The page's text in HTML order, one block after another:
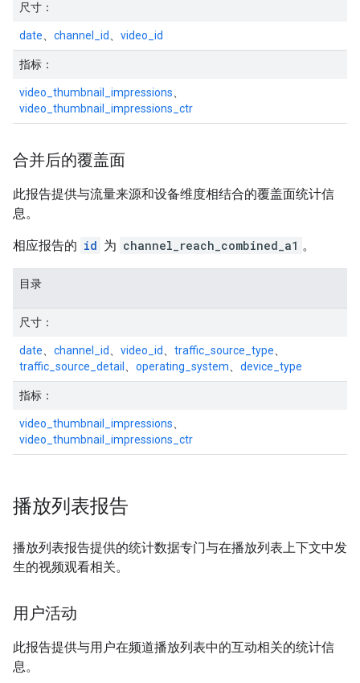
尺寸：
date channel_id video_id
指标：
video_thumbnail_impressions
video_thumbnail_impressions_ctr
合并后的覆盖面
此报告提供与流量来源和设备维度相结合的覆盖面统计信
息。
相应报告的 id 为 channel_reach_combined_a1 。
目录
尺寸：
date channel_id video_id traffic_source_type
traffic_source_detail
operating_system device_type
指标：
video_thumbnail_impressions
video_thumbnail_impressions_ctr
播放列表报告
播放列表报告提供的统计数据专门与在播放列表上下文中发
生的视频观看相关。
用户活动
此报告提供与用户在频道播放列表中的互动相关的统计信
息。